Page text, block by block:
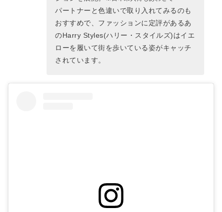
パートナーと色違いで取り入れてみるのも
おすすめで、ファッションに定評があるあ
のHarry Styles(ハリー・スタイルズ)はイエ
ローを履いて街を歩いている姿がキャッチ
されています。